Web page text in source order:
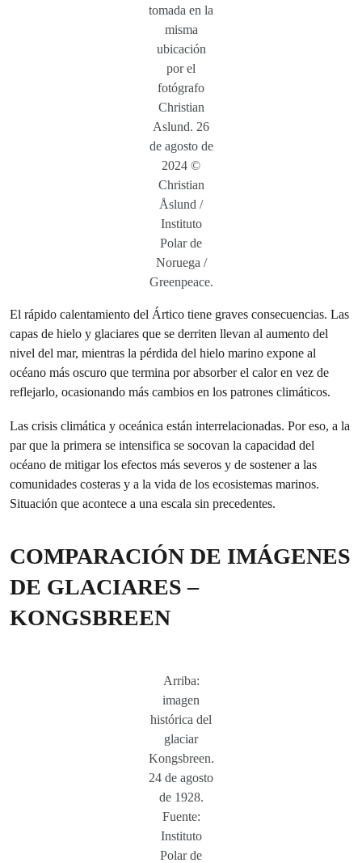
tomada en la
misma
ubicación
por el
fotógrafo
Christian
Aslund. 26
de agosto de
2024 ©
Christian
Åslund /
Instituto
Polar de
Noruega /
Greenpeace.
El rápido calentamiento del Ártico tiene graves consecuencias. Las
capas de hielo y glaciares que se derriten llevan al aumento del
nivel del mar, mientras la pérdida del hielo marino expone al
océano más oscuro que termina por absorber el calor en vez de
reflejarlo, ocasionando más cambios en los patrones climáticos.
Las crisis climática y oceánica están interrelacionadas. Por eso, a la
par que la primera se intensifica se socovan la capacidad del
océano de mitigar los efectos más severos y de sostener a las
comunidades costeras y a la vida de los ecosistemas marinos.
Situación que acontece a una escala sin precedentes.
COMPARACIÓN DE IMÁGENES
DE GLACIARES –
KONGSBREEN
Arriba:
imagen
histórica del
glaciar
Kongsbreen.
24 de agosto
de 1928.
Fuente:
Instituto
Polar de